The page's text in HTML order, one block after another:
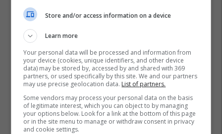
Store and/or access information on a device
Learn more
Your personal data will be processed and information from
your device (cookies, unique identifiers, and other device
data) may be stored by, accessed by and shared with 369
partners, or used specifically by this site. We and our partners
may use precise geolocation data. List of partners.
Some vendors may process your personal data on the basis
of legitimate interest, which you can object to by managing
your options below. Look for a link at the bottom of this page
or in the site menu to manage or withdraw consent in privacy
and cookie settings.